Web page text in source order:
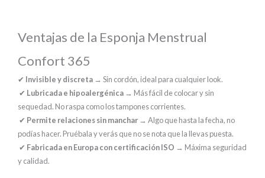
Ventajas de la Esponja Menstrual
Confort 365
✔ Invisible y discreta→ Sin cordón, ideal para cualquier look.
✔ Lubricada e hipoalergénica→ Más fácil de colocar y sin
sequedad. No raspa como los tampones corrientes.
✔ Permite relaciones sin manchar→ Algo que hasta la fecha, no
podías hacer. Pruébala y verás que no se nota que la llevas puesta.
✔ Fabricada en Europa con certificación ISO → Máxima seguridad
y calidad.